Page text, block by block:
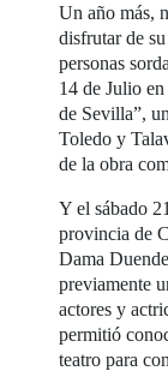
Un año más,
disfrutar de
personas
14 de Julio
de Sevilla”,
Toledo y
de la obra
Y el sábado
provincia de
Dama
previamente
actores y
permitió
teatro para